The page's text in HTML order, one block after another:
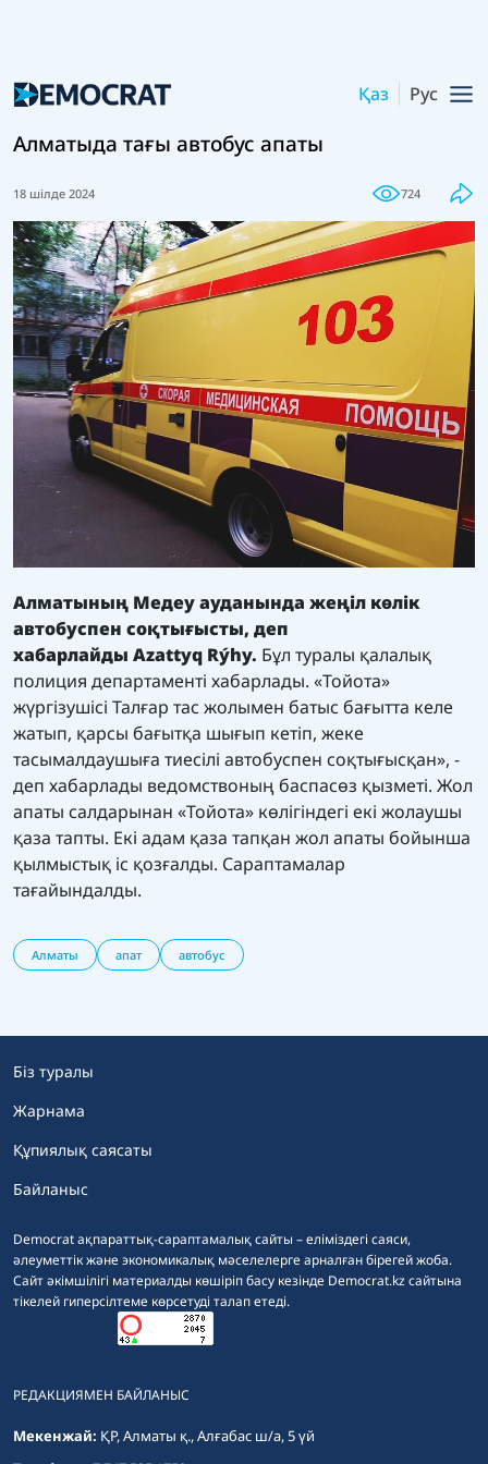
Қаз Рус
Алматыда тағы автобус апаты
18 шілде 2024 724
Алматының Медеу ауданында жеңіл көлік
автобуспен соқтығысты, деп
хабарлайды Azattyq Rýhy. Бұл туралы қалалық
полиция департаменті хабарлады. «Тойота»
жүргізушісі Талғар тас жолымен батыс бағытта келе
жатып, қарсы бағытқа шығып кетіп, жеке
тасымалдаушыға тиесілі автобуспен соқтығысқан», -
деп хабарлады ведомствоның баспасөз қызметі. Жол
апаты салдарынан «Тойота» көлігіндегі екі жолаушы
қаза тапты. Екі адам қаза тапқан жол апаты бойынша
қылмыстық іс қозғалды. Сараптамалар
тағайындалды.
Алматы апат автобус
Democrat ақпараттық-сараптамалық сайты – еліміздегі саяси,
әлеуметтік және экономикалық мәселелерге арналған бірегей жоба.
Сайт әкімшілігі материалды көшіріп басу кезінде Democrat.kz сайтына
тікелей гиперсілтеме көрсетуді талап етеді.
Біз туралы
Жарнама
Құпиялық саясаты
Байланыс
РЕДАКЦИЯМЕН БАЙЛАНЫС
Мекенжай: ҚР, Алматы қ., Алғабас ш/а, 5 үй